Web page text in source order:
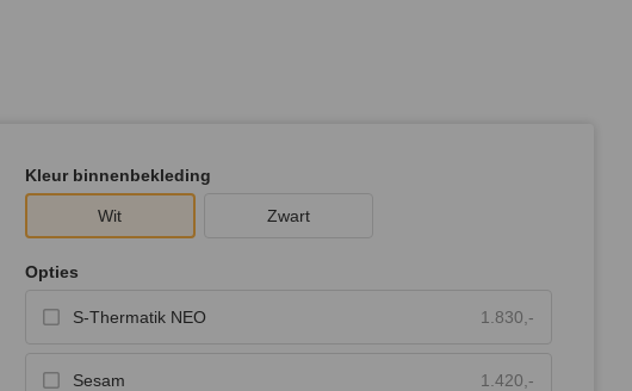
Kleur binnenbekleding
Wit Zwart
Opties
S-Thermatik NEO 1.830,-
Sesam 1.420,-